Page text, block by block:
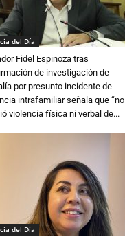
del Día
Fidel Espinoza tras
de investigación de
por presunto incidente de
intrafamiliar señala que “no
violencia física ni verbal de...
del Día